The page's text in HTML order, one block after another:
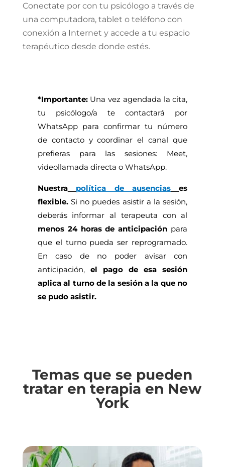
Conectate por con tu psicólogo a través de
una computadora, tablet o teléfono con
conexión a Internet y accede a tu espacio
terapéutico desde donde estés.
*Importante:Una vez agendada la cita,
tu psicólogo/a te contactará por
WhatsApp para confirmar tu número
de contacto y coordinar el canal que
prefieras para las sesiones: Meet,
videollamada directa o WhatsApp.
Nuestra política de ausencias
es
flexible.Si no puedes asistir a la sesión,
deberás informar al terapeuta con al
menos 24 horas de anticipación para
que el turno pueda ser reprogramado.
En caso de no poder avisar con
anticipación, el pago de esa sesión
aplica al turno de la sesión a la que no
se pudo asistir.
Temas que se pueden
tratar en terapia en New
York